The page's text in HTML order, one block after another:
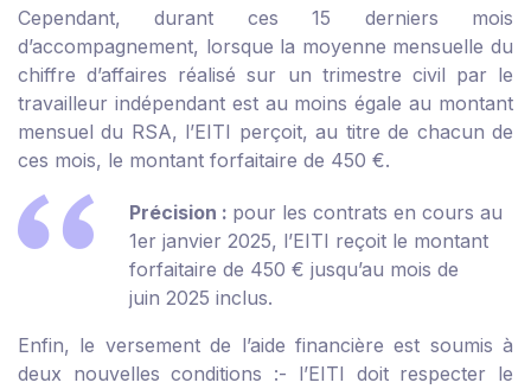
Cependant, durant ces 15 derniers mois
d’accompagnement, lorsque la moyenne mensuelle du
chiffre d’affaires réalisé sur un trimestre civil par le
travailleur indépendant est au moins égale au montant
mensuel du RSA, l’EITI perçoit, au titre de chacun de
ces mois, le montant forfaitaire de 450 €.
Précision : pour les contrats en cours au
1er janvier 2025, l’EITI reçoit le montant
forfaitaire de 450 € jusqu’au mois de
juin 2025 inclus.
Enfin, le versement de l’aide financière est soumis à
deux nouvelles conditions :- l’EITI doit respecter le